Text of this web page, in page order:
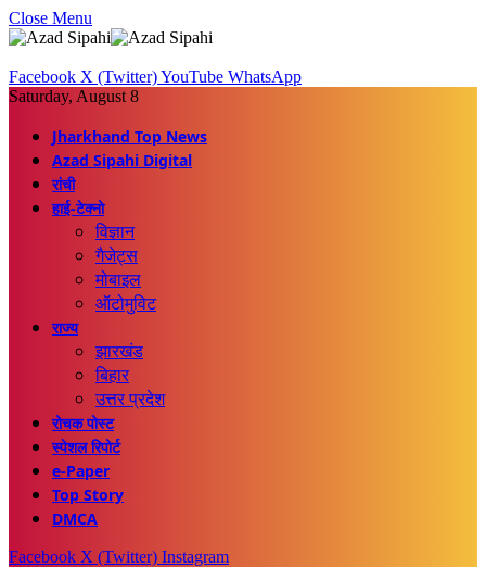
Close Menu
Facebook X (Twitter)YouTube WhatsApp
Saturday, August 8
Jharkhand Top News
Azad Sipahi Digital
रांची
हाई-टेक्नो
विज्ञान
गैजेट्स
मोबाइल
ऑटोमुविट
राज्य
झारखंड
बिहार
उत्तर प्रदेश
रोचक पोस्ट
स्पेशल रिपोर्ट
e-Paper
Top Story
DMCA
Facebook X (Twitter) Instagram